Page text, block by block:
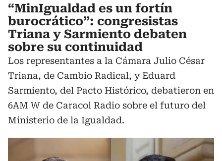
“MinIgualdad es un fortín
burocrático”: congresistas
Triana y Sarmiento debaten
sobre su continuidad
Los representantes a la Cámara Julio César
Triana, de Cambio Radical, y Eduard
Sarmiento, del Pacto Histórico, debatieron en
6AM W de Caracol Radio sobre el futuro del
Ministerio de la Igualdad.